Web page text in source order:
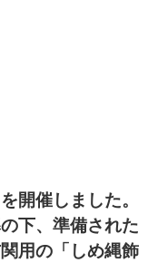
開催しました。
下、準備された
用の「しめ縄飾